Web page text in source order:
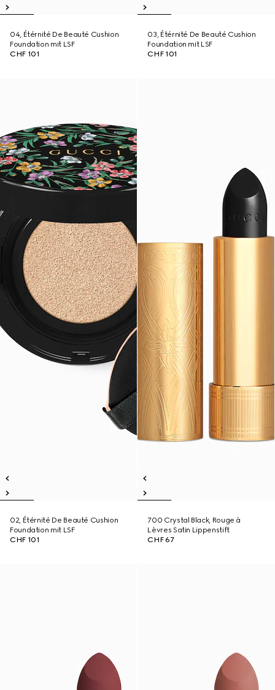
04, Étérnité De Beauté Cushion
Foundation mit LSF
CHF 101
03, Étérnité De Beauté Cushion
Foundation mit LSF
CHF 101
02, Étérnité De Beauté Cushion
Foundation mit LSF
CHF 101
700 Crystal Black, Rouge à
Lèvres Satin Lippenstift
CHF 67